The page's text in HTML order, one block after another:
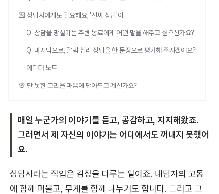
💌 상담사에게도 필요해요, '진짜 상담'이
Q. 상담을 망설이는 주변 동료에게 어떤 말을 해주고 싶으신가요?
Q. 마지막으로, 달램 심리 상담을 한 문장으로 평가해 주시겠어요?
에디터 노트
🌸 말 못한 고민을 마음에 담아두고 계신가요?
매일 누군가의 이야기를 듣고, 공감하고, 지지해왔죠.
그러면서 제 자신의 이야기는 어디에서도 꺼내지 못했어
요.
상담사라는 직업은 감정을 다루는 일이죠. 내담자의 고통
에 함께 머물고, 무게를 함께 나누기도 합니다. 그리고 그